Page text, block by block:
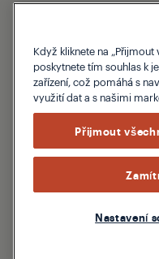
© 2026 Grundig Záruční
Když kliknete na
poskytnete tím souhlas k
zařízení, což pomáhá s
využití dat a s našimi
Přijmout
Nastavení